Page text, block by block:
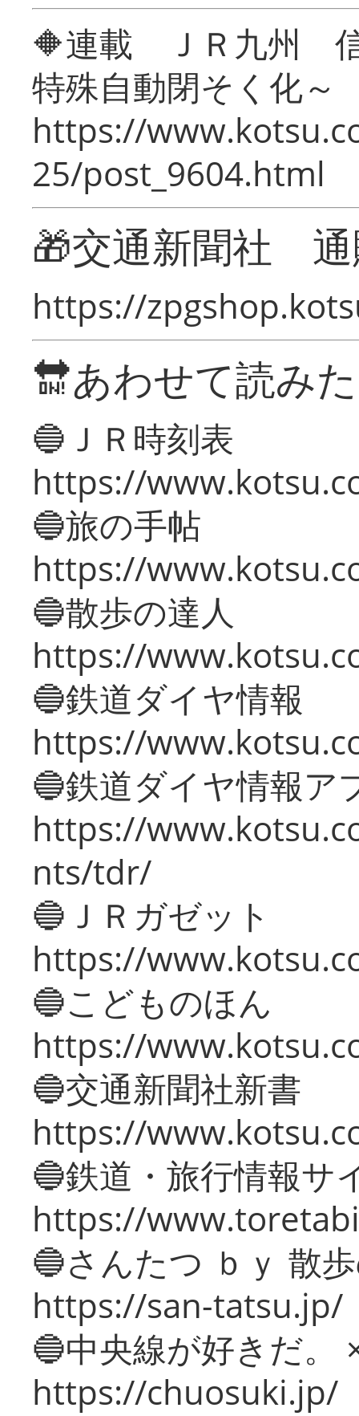
🔶連載 ＪＲ九州 信
特殊自動閉そく化～
https://
25/post_9604.html
🎁交通新聞社
https://
🔛あわせて読み
🔵ＪＲ時刻表
https://
🔵旅の手帖
https://
🔵散歩の達人
https://
🔵鉄道ダイヤ情報
https://
🔵鉄道ダイヤ情報ア
https://
nts/tdr/
🔵ＪＲガゼット
https://
🔵こどものほん
https://
🔵交通新聞社新書
https://
🔵鉄道・旅行情報サ
https://
🔵さんたつ ｂｙ 散
https://san-tatsu.jp/
🔵中央線が好きだ。
https://chuosuki.jp/